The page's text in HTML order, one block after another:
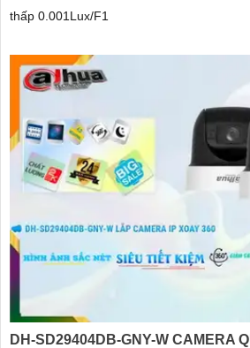
thấp 0.001Lux/F1
DH-SD29404DB-GNY-W CAMERA